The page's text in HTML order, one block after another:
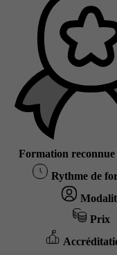
Formation
Rythme de
Prix